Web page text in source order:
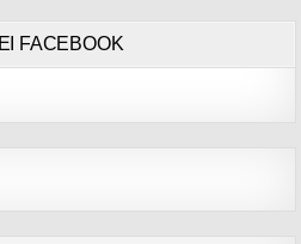
FACEBOOK